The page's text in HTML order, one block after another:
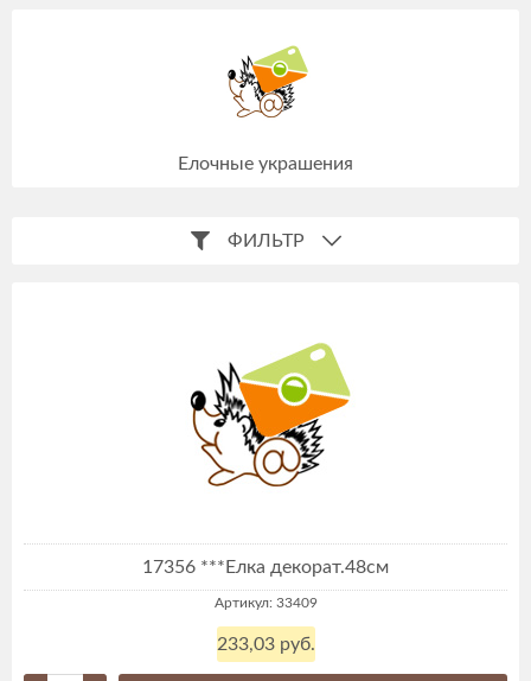
Елочные украшения
ФИЛЬТР
17356 ***Елка декорат.48см
Артикул: 33409
233,03 руб.